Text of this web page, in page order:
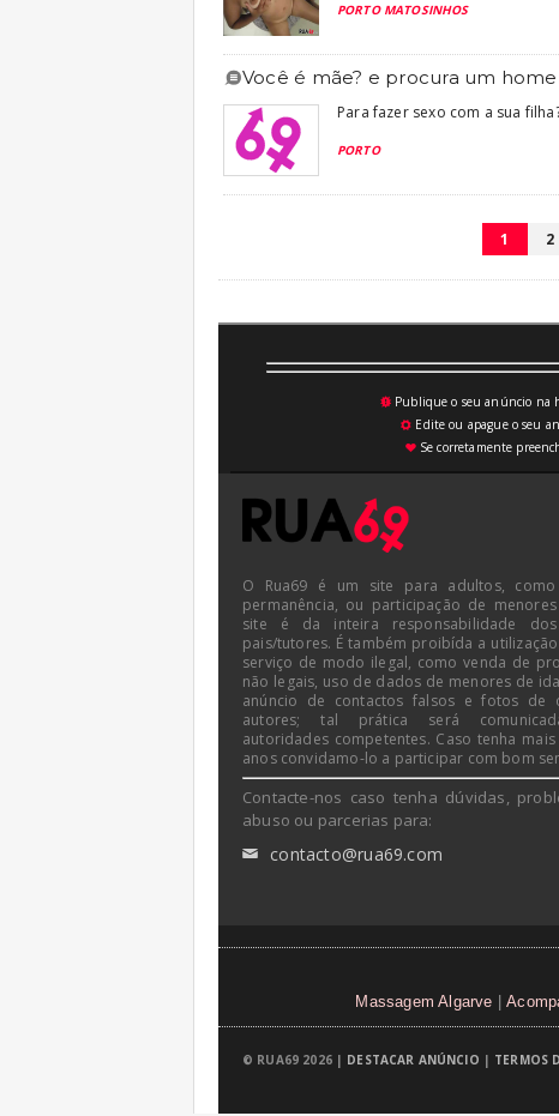
PORTO MATOSINHOS
você é mãe? e procura um
Para fazer sexo com a sua
PORTO
1 2
💥Publique o seu anúncio na
⚙ Edite ou apague o seu
♥Se corretamente
O Rua69 é um site para adultos,
permanência, ou participação de
site é da inteira responsabilidade
pais/tutores. É também proibída a
serviço de modo ilegal, como venda de
não legais, uso de dados de menores de
anúncio de contactos falsos e fotos de
autores; tal prática será
autoridades competentes. Caso tenha
anos convidamo-lo a participar com bom
Contacte-nos caso tenha dúvidas,
abuso ou parcerias para:
✉ contacto@rua69.com
Massagem Algarve
© RUA69 2026 | DESTACAR ANÚNCIO | TERMOS